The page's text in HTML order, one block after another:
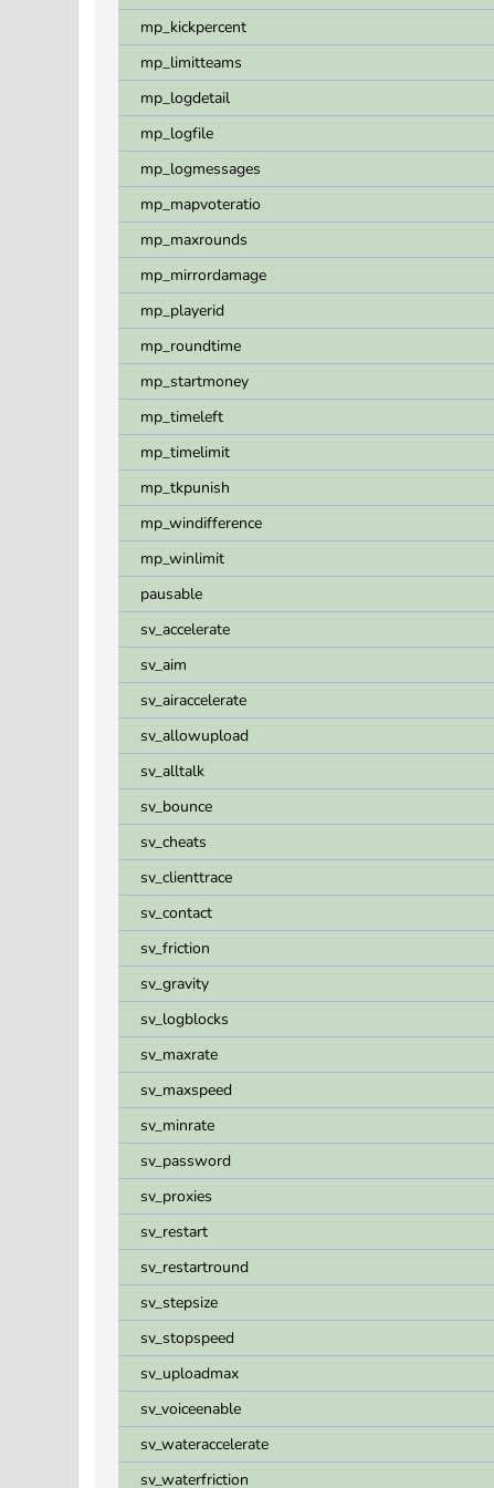
mp_kickpercent
mp_limitteams
mp_logdetail
mp_logfile
mp_logmessages
mp_mapvoteratio
mp_maxrounds
mp_mirrordamage
mp_playerid
mp_roundtime
mp_startmoney
mp_timeleft
mp_timelimit
mp_tkpunish
mp_windifference
mp_winlimit
pausable
sv_accelerate
sv_aim
sv_airaccelerate
sv_allowupload
sv_alltalk
sv_bounce
sv_cheats
sv_clienttrace
sv_contact
sv_friction
sv_gravity
sv_logblocks
sv_maxrate
sv_maxspeed
sv_minrate
sv_password
sv_proxies
sv_restart
sv_restartround
sv_stepsize
sv_stopspeed
sv_uploadmax
sv_voiceenable
sv_wateraccelerate
sv_waterfriction